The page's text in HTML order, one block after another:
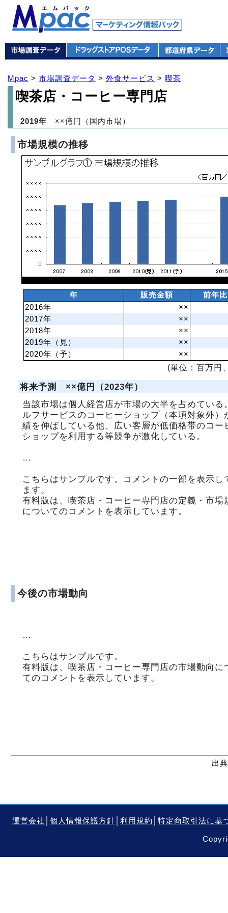
Mpac > 市場調査データ > 外食サービス > 喫茶
喫茶店・コーヒー専門店
2019年 ××億円（国内市場）
市場規模の推移
年 販売金額
前年比
2016年
××
2017年
××
2018年
××
2019年（見）
××
2020年（予）
××
(単位：百万円
将来予測 ××億円（2023年）
当該市場は個人経営店が市場の大半を占めている
ルフサービスのコーヒーショップ（本項対象外）
績を伸ばしている他、広い客層が低価格帯のコー
ショップを利用する等競争が激化している。
…
こちらはサンプルです。コメントの一部を表示し
ます。
有料版は、喫茶店・コーヒー専門店の定義・市場
についてのコメントを表示しています。
今後の市場動向
…
こちらはサンプルです。
有料版は、喫茶店・コーヒー専門店の市場動向に
てのコメントを表示しています。
出
運営会社 個人情報保護方針 利用規約 特定商取引法に基